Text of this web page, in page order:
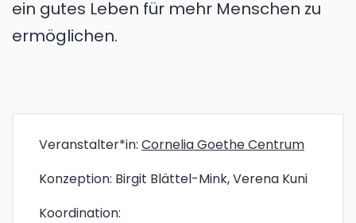
ein gutes Leben für mehr Menschen zu
ermöglichen.
Veranstalter*in: Cornelia Goethe Centrum
Konzeption: Birgit Blättel-Mink, Verena Kuni
Koordination: